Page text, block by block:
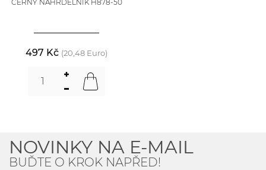
ČERNÝ NÁHRDELNÍK H878-50
497 Kč (20,48 Euro)
NOVINKY NA E-MAIL
BUĎTE O KROK NAPŘED!